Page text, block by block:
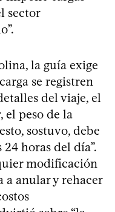
sector
la guía exige
se registren
del viaje, el
el peso de la
sostuvo, debe
horas del día”.
modificación
a anular y rehacer